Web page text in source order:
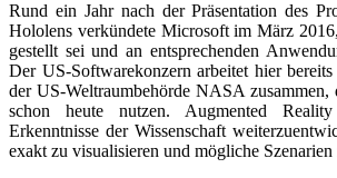
Rund ein Jahr nach der Präsentation des
Hololens verkündete Microsoft im März
gestellt sei und an entsprechenden
Der US-Softwarekonzern arbeitet hier
der US-Weltraumbehörde NASA zusammen,
schon heute nutzen. Augmented
Erkenntnisse der Wissenschaft
exakt zu visualisieren und mögliche